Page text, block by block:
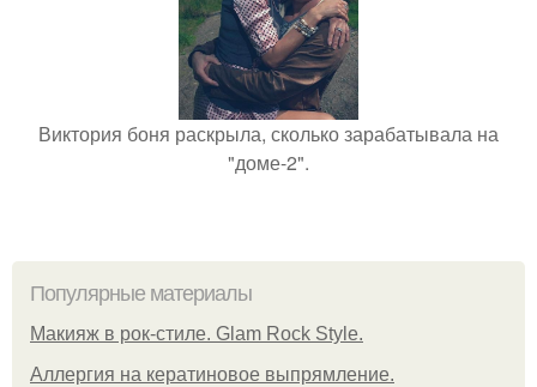
Виктория боня раскрыла, сколько зарабатывала на
"доме-2".
Популярные материалы
Макияж в рок-стиле. Glam Rock Style.
Аллергия на кератиновое выпрямление.